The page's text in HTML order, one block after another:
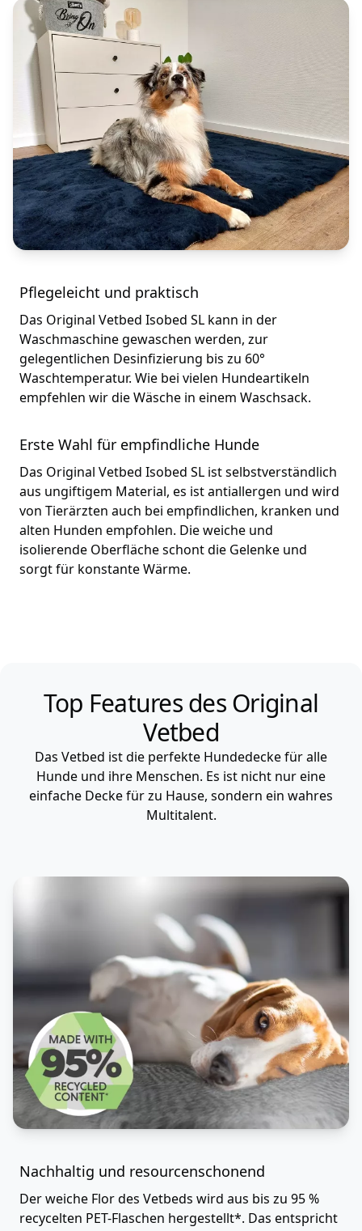
Pflegeleicht und praktisch
Das Original Vetbed Isobed SL kann in der
Waschmaschine gewaschen werden, zur
gelegentlichen Desinfizierung bis zu 60°
Waschtemperatur. Wie bei vielen Hundeartikeln
empfehlen wir die Wäsche in einem Waschsack.
Erste Wahl für empfindliche Hunde
Das Original Vetbed Isobed SL ist selbstverständlich
aus ungiftigem Material, es ist antiallergen und wird
von Tierärzten auch bei empfindlichen, kranken und
alten Hunden empfohlen. Die weiche und
isolierende Oberfläche schont die Gelenke und
sorgt für konstante Wärme.
Top Features des Original
Vetbed
Das Vetbed ist die perfekte Hundedecke für alle
Hunde und ihre Menschen. Es ist nicht nur eine
einfache Decke für zu Hause, sondern ein wahres
Multitalent.
Nachhaltig und resourcenschonend
Der weiche Flor des Vetbeds wird aus bis zu 95 %
recycelten PET-Flaschen hergestellt*. Das entspricht